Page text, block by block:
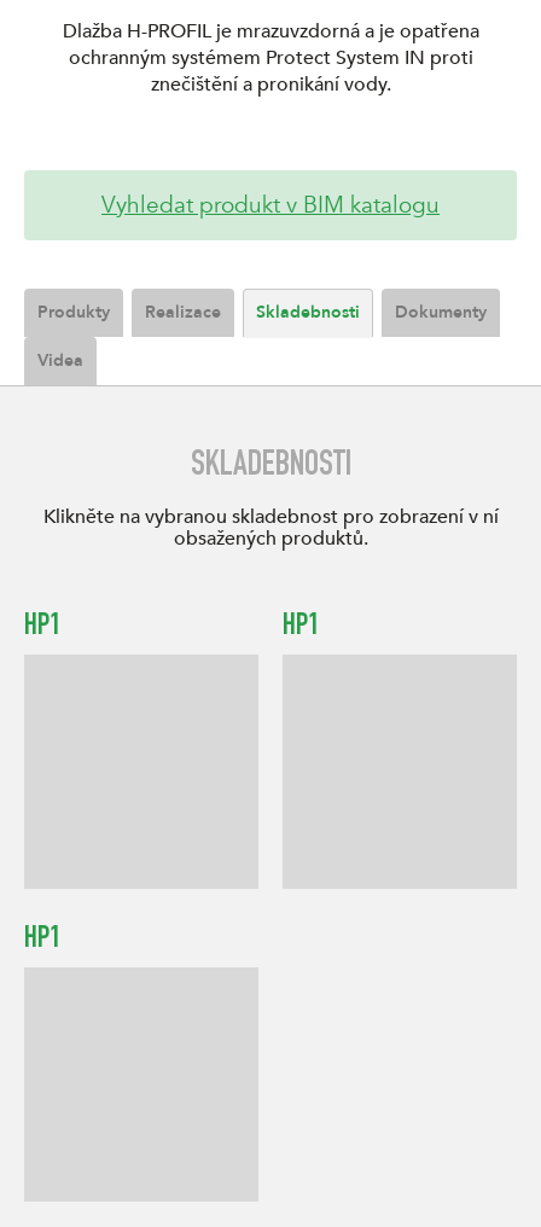
Dlažba H-PROFIL je mrazuvzdorná a je opatřena
ochranným systémem Protect System IN proti
znečištění a pronikání vody.
Vyhledat produkt v BIM katalogu
Produkty Realizace Skladebnosti Dokumenty
Videa
SKLADEBNOSTI
Klikněte na vybranou skladebnost pro zobrazení v ní
obsažených produktů.
HP1 HP1
HP1